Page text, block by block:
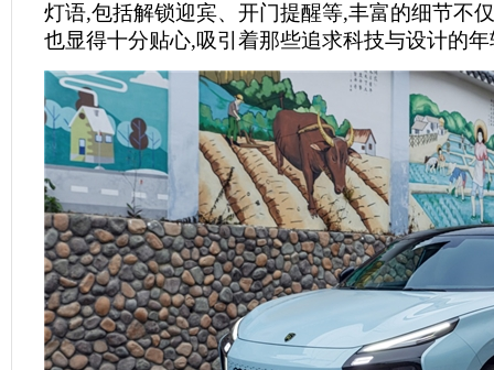
灯语,包括解锁迎宾、开门提醒等,丰富的细节不
也显得十分贴心,吸引着那些追求科技与设计的